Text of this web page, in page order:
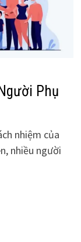
Phụ
nhiệm của
nhiều người